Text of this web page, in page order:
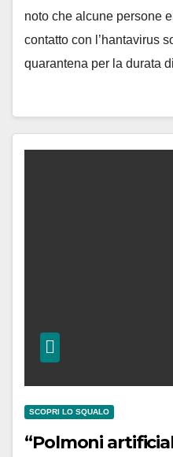
noto che alcune persone
contatto con l’hantavirus
quarantena per la durata
SCOPRI LO SQUALO
“Polmoni